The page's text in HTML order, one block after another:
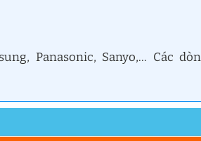
Panasonic, Sanyo,… Các